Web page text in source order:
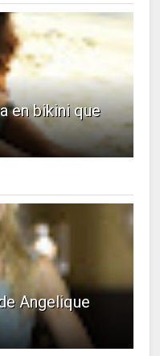
en bikini que
Angelique